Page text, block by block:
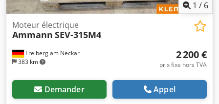
1 / 6
Freiberg am Neckar
383 km
Moteur électrique
Ammann SEV-315M4
2 200 €
prix fixe hors TVA
Demander Appel